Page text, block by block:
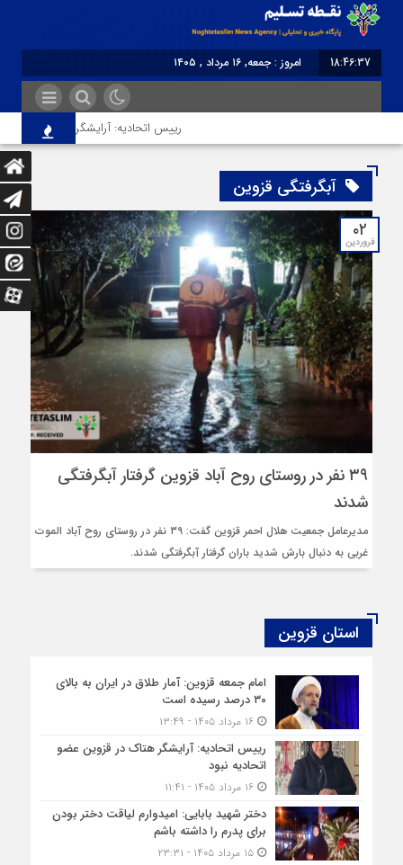
18:46:37
امروز : جمعه, ۱۶ مرداد , ۱۴۰۵
رییس اتحادیه: آرایشگر هتاک در قزوین
آبگرفتگی قزوین
۰۲
فروردین
۳۹ نفر در روستای روح آباد قزوین گرفتار آبگرفتگی
شدند
مدیرعامل جمعیت هلال احمر قزوین گفت: ۳۹ نفر در روستای روح آباد الموت
غربی به دنبال بارش شدید باران گرفتار آبگرفتگی شدند.
استان قزوین
امام جمعه قزوین: آمار طلاق در ایران به بالای
۳۰ درصد رسیده است
۱۶ مرداد ۱۴۰۵ - ۱۳:۴۹
رییس اتحادیه: آرایشگر هتاک در قزوین عضو
اتحادیه نبود
۱۶ مرداد ۱۴۰۵ - ۱۱:۴۱
دختر شهید بابایی: امیدوارم لیاقت دختر بودن
برای پدرم را داشته باشم
۱۵ مرداد ۱۴۰۵ - ۲۳:۳۱